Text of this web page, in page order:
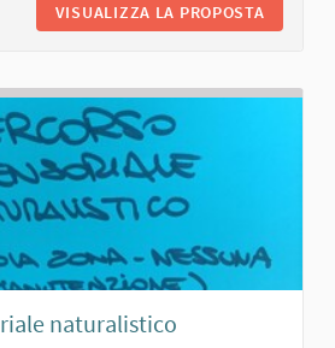
VISUALIZZA LA PROPOSTA
naturalistico